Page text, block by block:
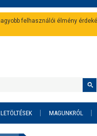
felhasználói élmény
LETÖLTÉSEK MAGUNKRÓL